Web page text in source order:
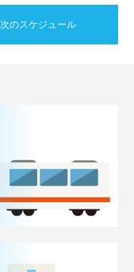
次のスケジュール